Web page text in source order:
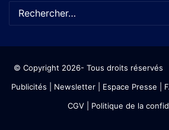
© Copyright 2026- Tous droits
Publicités
Newsletter| Espace Presse |
CGV| Politique de la